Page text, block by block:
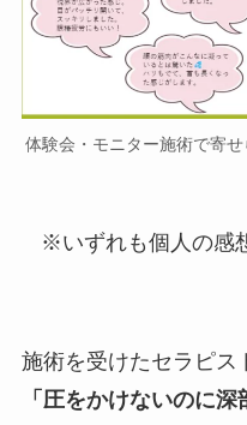
体験会・モニター施術で寄
※いずれも個人の感
施術を受けたセラピス
「圧をかけないのに深